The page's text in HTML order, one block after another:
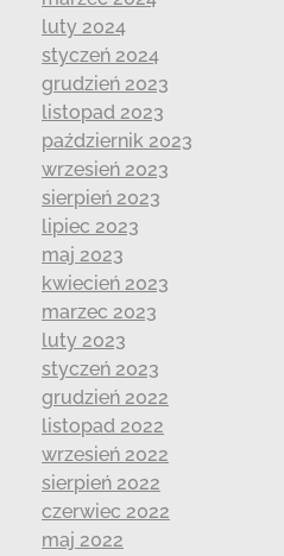
luty 2024
styczeń 2024
grudzień 2023
listopad 2023
październik 2023
wrzesień 2023
sierpień 2023
lipiec 2023
maj 2023
kwiecień 2023
marzec 2023
luty 2023
styczeń 2023
grudzień 2022
listopad 2022
wrzesień 2022
sierpień 2022
czerwiec 2022
maj 2022